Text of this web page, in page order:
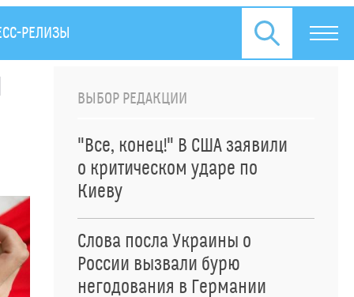
РЕЛИЗЫ
ВЫБОР РЕДАКЦИИ
"Все, конец!" В США заявили
о критическом ударе по
Киеву
Слова посла Украины о
России вызвали бурю
негодования в Германии